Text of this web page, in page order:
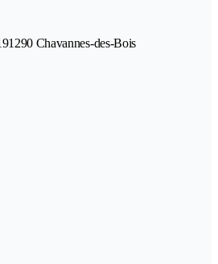
1290 Chavannes-des-Bois